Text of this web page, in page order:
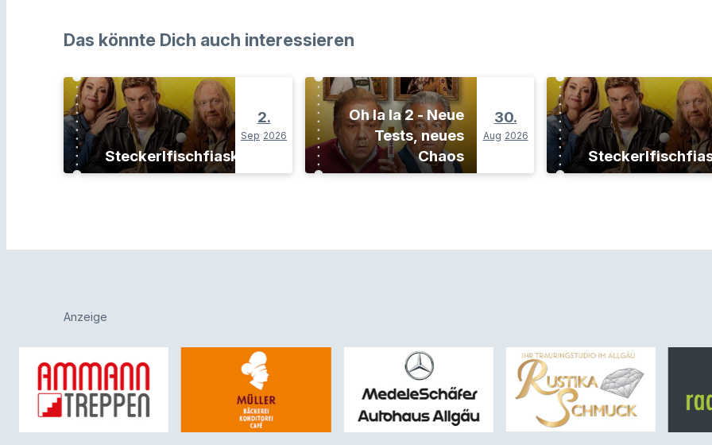
Das könnte Dich auch interessieren
Steckerlfischfiasko
2.
Sep 2026
Oh la la 2 - Neue
Tests, neues
Chaos
30.
Aug 2026
Anzeige